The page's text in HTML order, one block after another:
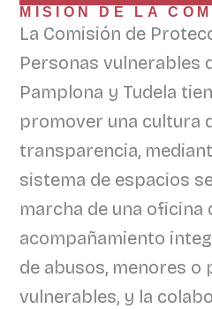
MISIÓN DE LA
La Comisión de
Personas vulnerables
Pamplona y Tudela
promover una cultura
transparencia,
sistema de espacios
marcha de una oficina
acompañamiento
de abusos, menores o
vulnerables, y la